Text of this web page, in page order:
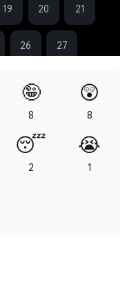
19 20 21
26 27
🤪
8
😲
8
😴
2
😭
1